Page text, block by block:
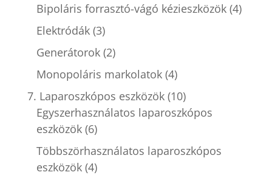
Bipoláris forrasztó-vágó kézieszközök (4)
Elektródák (3)
Generátorok (2)
Monopoláris markolatok (4)
7. Laparoszkópos eszközök (10)
Egyszerhasználatos laparoszkópos
eszközök (6)
Többszörhasználatos laparoszkópos
eszközök (4)